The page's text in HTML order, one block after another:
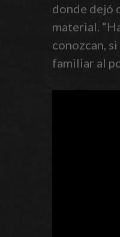
donde dejó
material.
conozcan,
familiar al